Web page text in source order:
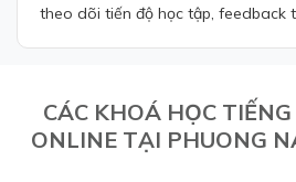
theo dõi tiến độ học tập, feedback
CÁC KHOÁ HỌC
ONLINE TẠI PHUONG